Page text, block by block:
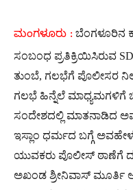
ಮಂಗಳೂರು : ಬೆಂಗಳೂರಿನ
ಸಂಬಂಧ ಪ್ರತಿಕ್ರಿಯಿಸಿರುವ
ತುಂಬೆ, ಗಲಭೆಗೆ ಪೊಲೀಸರ
ಗಲಭೆ ಹಿನ್ನೆಲೆ ಮಾಧ್ಯಮಗಳಿಗೆ
ಸಂದೇಶದಲ್ಲಿ ಮಾತನಾಡಿದ
ಇಸ್ಲಾಂ ಧರ್ಮದ ಬಗ್ಗೆ
ಯುವಕರು ಪೊಲೀಸ್ ಠಾಣೆಗೆ
ಅಖಂಡ ಶ್ರೀನಿವಾಸ್